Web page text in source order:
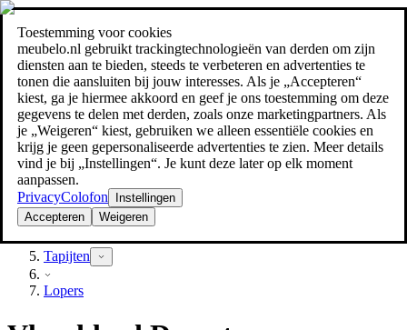
Toestemming voor cookies
meubelo.nl gebruikt trackingtechnologieën van derden om zijn
diensten aan te bieden, steeds te verbeteren en advertenties te
tonen die aansluiten bij jouw interesses. Als je „Accepteren“
kiest, ga je hiermee akkoord en geef je ons toestemming om deze
gegevens te delen met derden, zoals onze marketingpartners. Als
je „Weigeren“ kiest, gebruiken we alleen essentiële cookies en
krijg je geen gepersonaliseerde advertenties te zien. Meer details
vind je bij „Instellingen“. Je kunt deze later op elk moment
aanpassen.
PrivacyColofon
Instellingen
Accepteren
Weigeren
Zoeken
meubel jezelf de beste prijs!meubel jezelf de beste prijs!
Textiel
Tapijten
Lopers